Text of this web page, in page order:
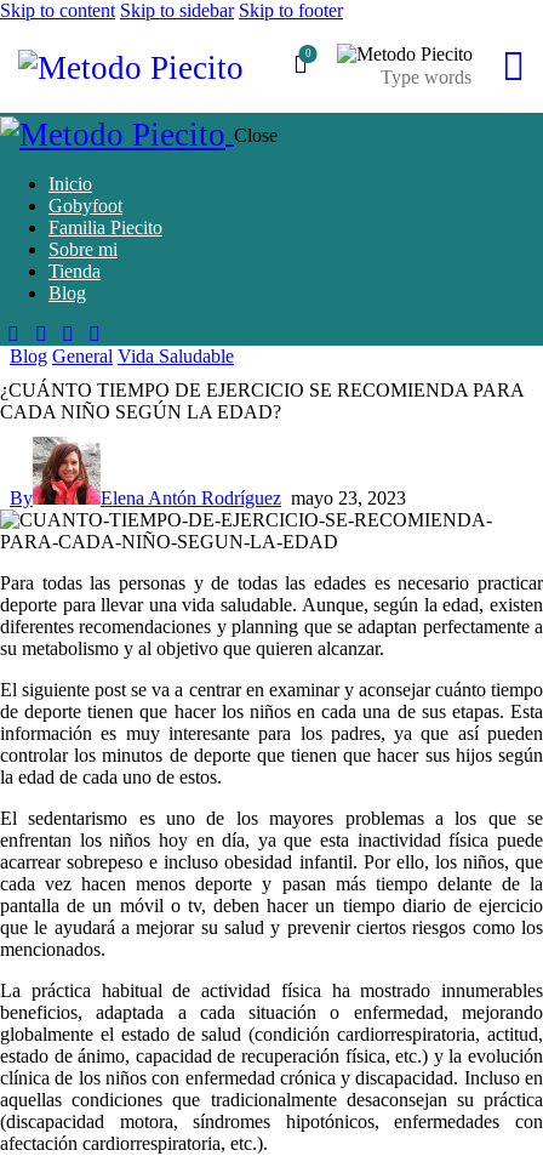
Skip to content Skip to sidebar Skip to footer
0
Close
Inicio
Gobyfoot
Familia Piecito
Sobre mi
Tienda
Blog
Blog General Vida Saludable
¿CUÁNTO TIEMPO DE EJERCICIO SE RECOMIENDA PARA
CADA NIÑO SEGÚN LA EDAD?
By Elena Antón Rodríguez mayo 23, 2023
Para todas las personas y de todas las edades es necesario practicar
deporte para llevar una vida saludable. Aunque, según la edad, existen
diferentes recomendaciones y planning que se adaptan perfectamente a
su metabolismo y al objetivo que quieren alcanzar.
El siguiente post se va a centrar en examinar y aconsejar cuánto tiempo
de deporte tienen que hacer los niños en cada una de sus etapas. Esta
información es muy interesante para los padres, ya que así pueden
controlar los minutos de deporte que tienen que hacer sus hijos según
la edad de cada uno de estos.
El sedentarismo es uno de los mayores problemas a los que se
enfrentan los niños hoy en día, ya que esta inactividad física puede
acarrear sobrepeso e incluso obesidad infantil. Por ello, los niños, que
cada vez hacen menos deporte y pasan más tiempo delante de la
pantalla de un móvil o tv, deben hacer un tiempo diario de ejercicio
que le ayudará a mejorar su salud y prevenir ciertos riesgos como los
mencionados.
La práctica habitual de actividad física ha mostrado innumerables
beneficios, adaptada a cada situación o enfermedad, mejorando
globalmente el estado de salud (condición cardiorrespiratoria, actitud,
estado de ánimo, capacidad de recuperación física, etc.) y la evolución
clínica de los niños con enfermedad crónica y discapacidad. Incluso en
aquellas condiciones que tradicionalmente desaconsejan su práctica
(discapacidad motora, síndromes hipotónicos, enfermedades con
afectación cardiorrespiratoria, etc.).